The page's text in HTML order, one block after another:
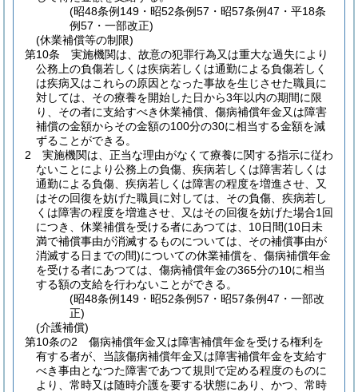
(昭48条例149・昭52条例57・昭57条例47・平18条
例57・一部改正)
(休業補償等の制限)
第10条
実施機関は、故意の犯罪行為又は重大な過失により
公務上の負傷若しくは疾病若しくは通勤による負傷若しく
は疾病又はこれらの原因となった事故を生じさせた職員に
対しては、その療養を開始した日から3年以内の期間に限
り、その者に支給すべき休業補償、傷病補償年金又は障害
補償の金額からその金額の100分の30に相当する金額を減
ずることができる。
2
実施機関は、正当な理由がなくて療養に関する指示に従わ
ないことにより公務上の負傷、疾病若しくは障害若しくは
通勤による負傷、疾病若しくは障害の程度を増進させ、又
はその回復を妨げた職員に対しては、その負傷、疾病若し
くは障害の程度を増進させ、又はその回復を妨げた場合1回
につき、休業補償を受ける者にあつては、10日間(10日未
満で補償事由が消滅するものについては、その補償事由が
消滅する日までの間)についての休業補償を、傷病補償年金
を受ける者にあつては、傷病補償年金の365分の10に相当
する額の支給を行わないことができる。
(昭48条例149・昭52条例57・昭57条例47・一部改
正)
(介護補償)
第10条の2
傷病補償年金又は障害補償年金を受ける権利を
有する者が、当該傷病補償年金又は障害補償年金を支給す
べき事由となつた障害であつて規則で定める程度のものに
より、常時又は随時介護を要する状態にあり、かつ、常時